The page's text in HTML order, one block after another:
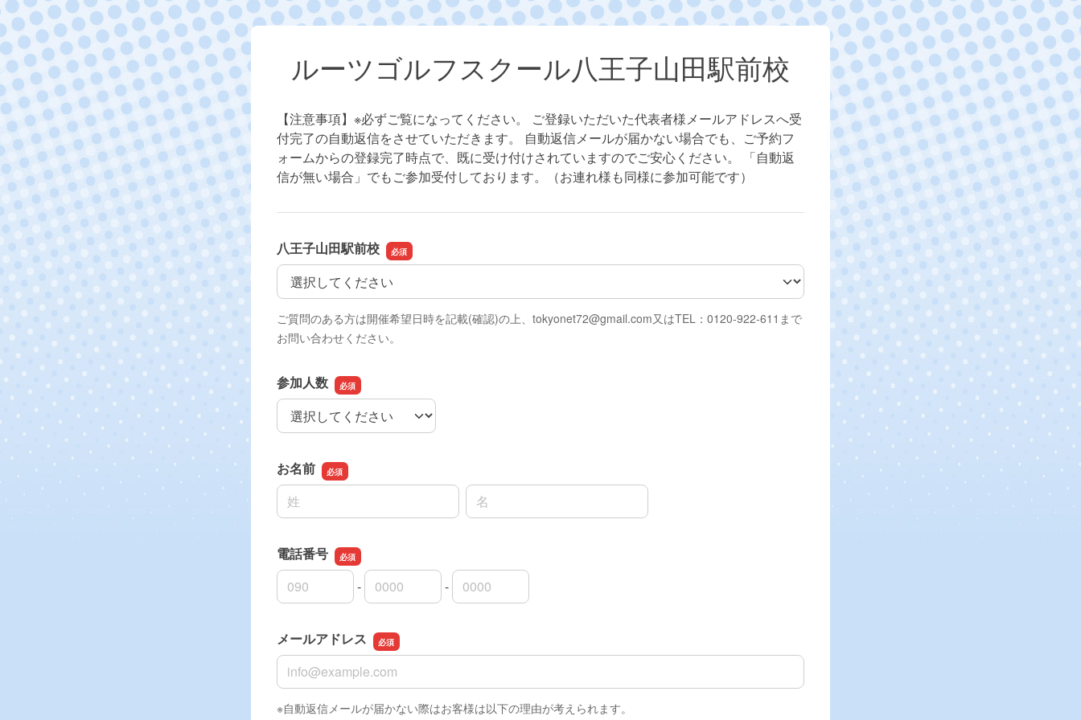
ルーツゴルフスクール八王子山田駅前校
【注意事項】※必ずご覧になってください。 ご登録いただいた代表者様メールアドレスへ受
付完了の自動返信をさせていただきます。 自動返信メールが届かない場合でも、ご予約フ
ォームからの登録完了時点で、既に受け付けされていますのでご安心ください。 「自動返
信が無い場合」でもご参加受付しております。（お連れ様も同様に参加可能です）
八王子山田駅前校
八王子山田駅前校
ご質問のある方は開催希望日時を記載(確認)の上、tokyonet72@gmail.com又はTEL：0120‐922‐611まで
お問い合わせください。
参加人数
参加人数
お名前
名前の姓
名前の名
電話番号
電話番号の市外局番
-
電話番号の市内局番 -
電話番号の加入者番号
メールアドレス
メールアドレス
※自動返信メールが届かない際はお客様は以下の理由が考えられます。